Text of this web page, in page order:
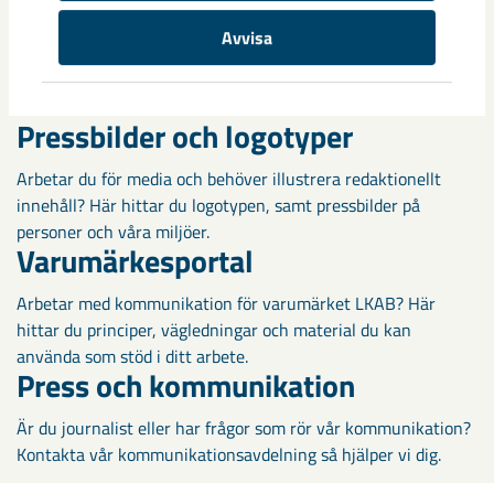
Avvisa
40 41
Pressbilder och logotyper
Arbetar du för media och behöver illustrera redaktionellt
innehåll? Här hittar du logotypen, samt pressbilder på
personer och våra miljöer.
Varumärkesportal
Arbetar med kommunikation för varumärket LKAB? Här
hittar du principer, vägledningar och material du kan
använda som stöd i ditt arbete.
Press och kommunikation
Är du journalist eller har frågor som rör vår kommunikation?
Kontakta vår kommunikationsavdelning så hjälper vi dig.